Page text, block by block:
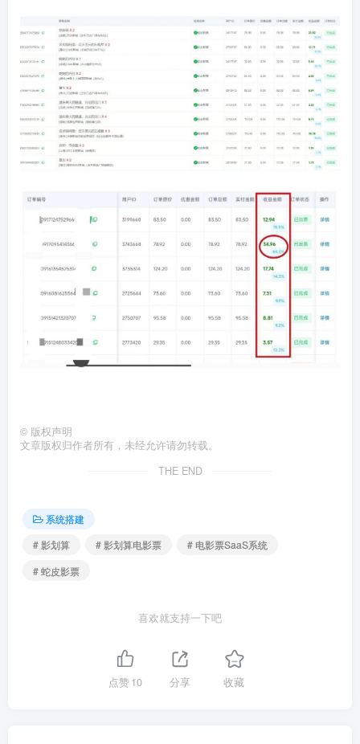
© 版权声明
文章版权归作者所有，未经允许请勿转载。
THE END
系统搭建
# 影划算
# 影划算电影票
# 电影票SaaS系统
# 蛇皮影票
喜欢就支持一下吧
点赞10 分享 收藏